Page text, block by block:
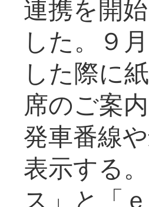
連携を開
した。９
した際に
席のご案
発車番線
表示する
ス」と「